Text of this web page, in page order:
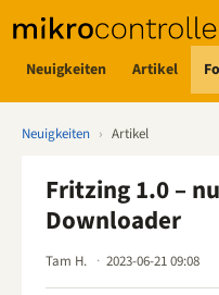
Neuigkeiten Artikel
Neuigkeiten › Artikel
Fritzing 1.0 –
Downloader
Tam H. 2023-06-21 09:08